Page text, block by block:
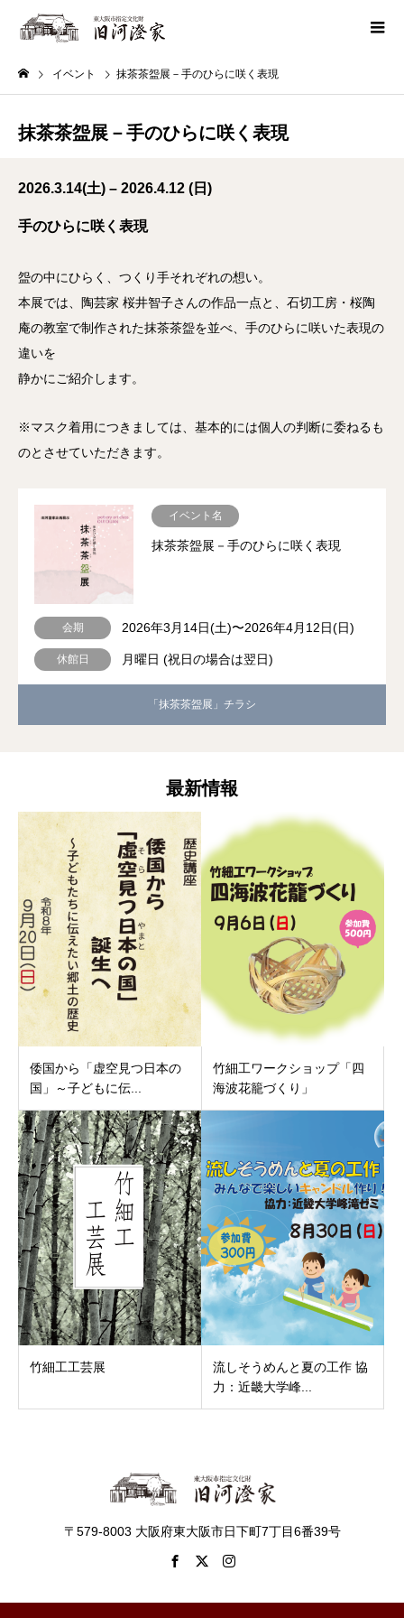
イベント 抹茶茶盌展－手のひらに咲く表現
抹茶茶盌展－手のひらに咲く表現
2026.3.14(土) – 2026.4.12 (日)
手のひらに咲く表現
盌の中にひらく、つくり手それぞれの想い。
本展では、陶芸家 桜井智子さんの作品一点と、石切工房・桜陶
庵の教室で制作された抹茶茶盌を並べ、手のひらに咲いた表現の
違いを
静かにご紹介します。
※マスク着用につきましては、基本的には個人の判断に委ねるも
のとさせていただきます。
イベント名
抹茶茶盌展－手のひらに咲く表現
会期 2026年3月14日(土)〜2026年4月12日(日)
休館日 月曜日 (祝日の場合は翌日)
「抹茶茶盌展」チラシ
最新情報
倭国から「虚空見つ日本の
国」～子どもに伝...
竹細工ワークショップ「四
海波花籠づくり」
竹細工工芸展
流しそうめんと夏の工作 協
力：近畿大学峰...
〒579-8003 大阪府東大阪市日下町7丁目6番39号